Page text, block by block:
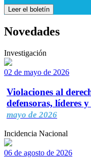
Leer el boletín
Novedades
Investigación
02 de mayo de 2026
Violaciones al
defensoras, líderes y
mayo de 2026
Incidencia Nacional
06 de agosto de 2026